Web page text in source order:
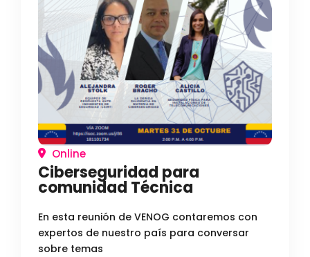
Online
Ciberseguridad para
comunidad Técnica
En esta reunión de VENOG contaremos con
expertos de nuestro país para conversar
sobre temas